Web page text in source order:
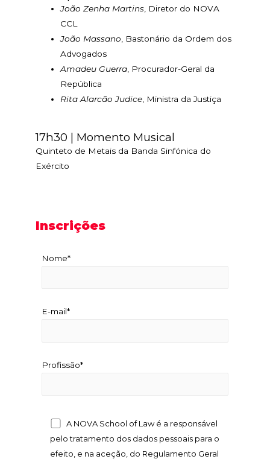
João Zenha Martins , Diretor do NOVA
CCL
João Massano , Bastonário da Ordem dos
Advogados
Amadeu Guerra , Procurador-Geral da
República
Rita Alarcão Judice , Ministra da Justiça
17h30 | Momento Musical
Quinteto de Metais da Banda Sinfónica do
Exército
Inscrições
Nome*
E-mail*
Profissão*
A NOVA School of Law é a responsável
pelo tratamento dos dados pessoais para o
efeito, e na aceção, do Regulamento Geral